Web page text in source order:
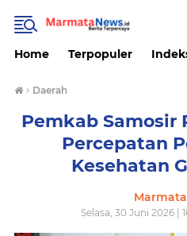
Home Terpopuler
› Daerah
Pemkab Samosir
Percepatan
Kesehatan
Selasa, 30 Juni 2026 |